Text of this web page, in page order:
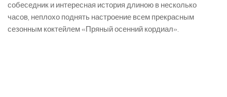
собеседник и интересная история длиною в несколько
часов, неплохо поднять настроение всем прекрасным
сезонным коктейлем «Пряный осенний кордиал».